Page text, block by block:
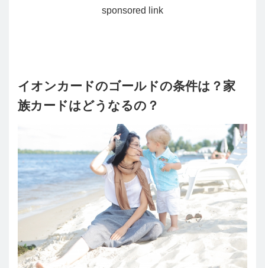
sponsored link
イオンカードのゴールドの条件は？家
族カードはどうなるの？